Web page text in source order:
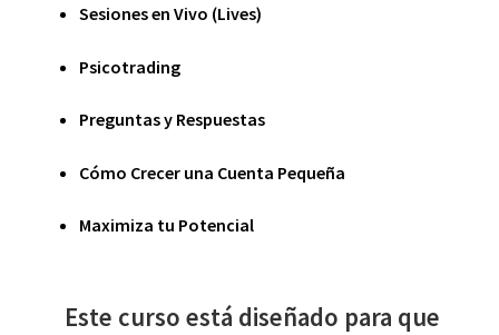
Sesiones en Vivo (Lives)
Psicotrading
Preguntas y Respuestas
Cómo Crecer una Cuenta Pequeña
Maximiza tu Potencial
Este curso está diseñado para que